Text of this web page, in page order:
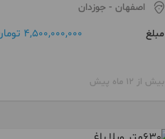
اصفهان - جوزدان
مبلغ
4,500,000,000 تومان
بیش از 12 ماه پیش